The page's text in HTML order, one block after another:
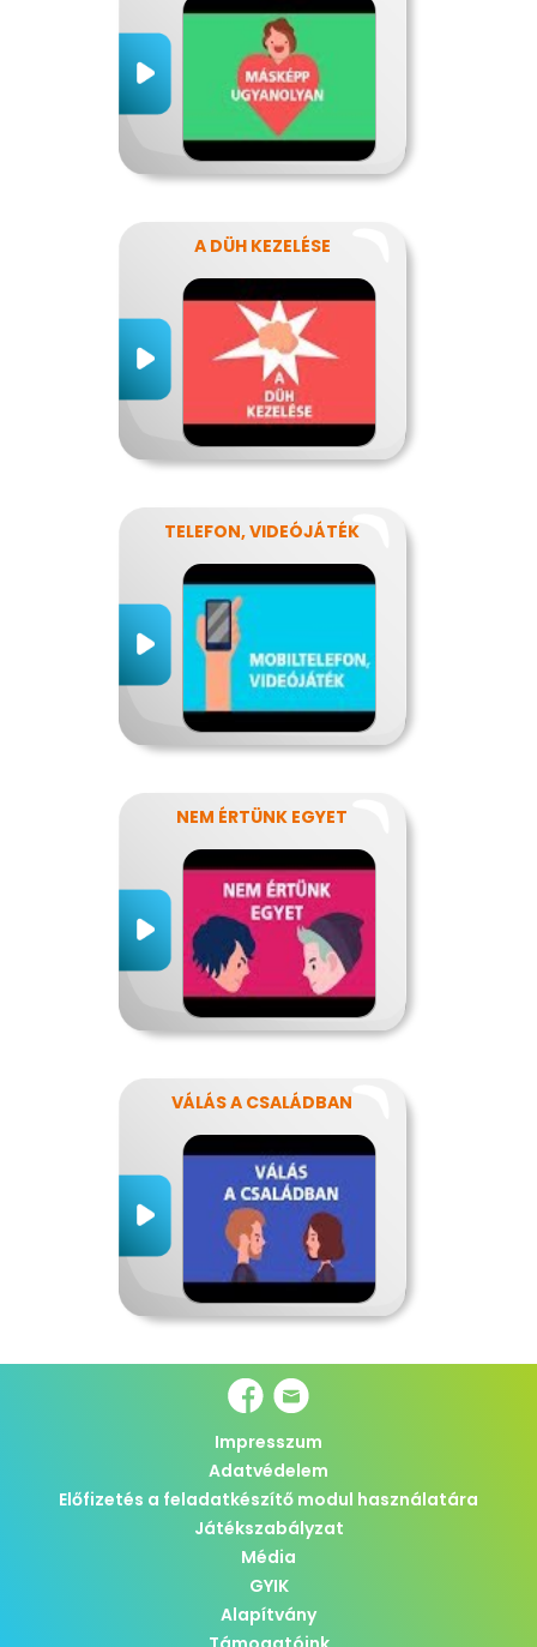
A DÜH KEZELÉSE
TELEFON, VIDEÓJÁTÉK
NEM ÉRTÜNK EGYET
VÁLÁS A CSALÁDBAN
Impresszum
Adatvédelem
Előfizetés a feladatkészítő modul használatára
Játékszabályzat
Média
GYIK
Alapítvány